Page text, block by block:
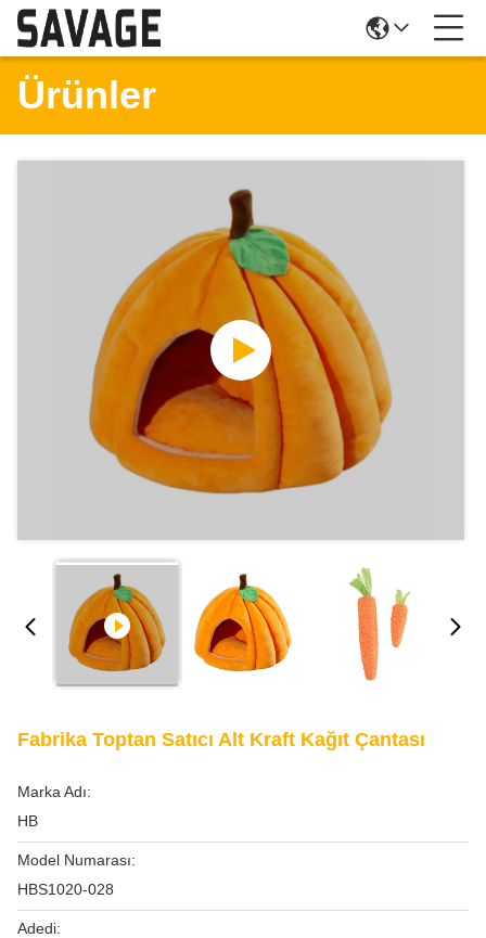
Ürünler
Fabrika Toptan Satıcı Alt Kraft Kağıt Çantası
Marka Adı:
HB
Model Numarası:
HBS1020-028
Adedi: